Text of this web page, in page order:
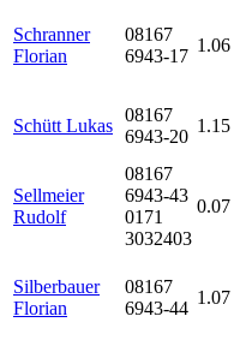
Schranner
Florian
08167
6943-17
1.06
Schütt Lukas
08167
6943-20
1.15
Sellmeier
Rudolf
08167
6943-43
0171
3032403
0.07
Silberbauer
Florian
08167
6943-44
1.07